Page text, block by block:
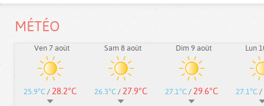
MÉTÉO
Ven 7 août
25.9°C / 28.2°C
Sam 8 août
26.3°C / 27.9°C
Dim 9 août
27.1°C / 29.6°C
Lun
27.1°C /